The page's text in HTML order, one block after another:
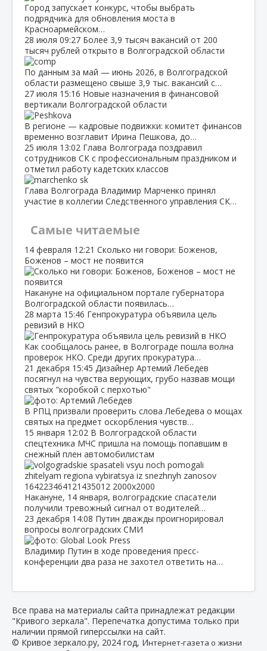
Город запускает конкурс, чтобы выбрать
подрядчика для обновления моста в
Красноармейском…
28 июля 09:27 Более 3,9 тысяч вакансий от 200
тысяч рублей открыто в Волгоградской области
По данным за май — июнь 2026, в Волгоградской
области размещено свыше 3,9 тыс. вакансий с…
27 июля 15:16 Новые назначения в финансовой
вертикали Волгоградской области
В регионе — кадровые подвижки: комитет финансов
временно возглавит Ирина Пешкова, до…
25 июля 13:02 Глава Волгограда поздравил
сотрудников СК с профессиональным праздником и
отметил работу кадетских классов
Глава Волгограда Владимир Марченко принял
участие в коллегии Следственного управления СК…
Самые читаемые
14 февраля 12:21 Сколько ни говори: Боженов,
Боженов – мост не появится
Накануне на официальном портале губернатора
Волгоградской области появилась…
28 марта 15:46 Генпрокуратура объявила цель
ревизий в НКО
Как сообщалось ранее, в Волгограде пошла волна
проверок НКО. Среди других прокуратура…
21 декабря 15:45 Дизайнер Артемий Лебедев
посягнул на чувства верующих, грубо назвав мощи
святых "коробкой с перхотью"
В РПЦ призвали проверить слова Лебедева о мощах
святых на предмет оскорбления чувств…
15 января 12:02 В Волгоградской области
спецтехника МЧС пришла на помощь попавшим в
снежный плен автомобилистам
Накануне, 14 января, волгоградские спасатели
получили тревожный сигнал от водителей…
23 декабря 14:08 Путин дважды проигнорировал
вопросы волгоградских СМИ
Владимир Путин в ходе проведения пресс-
конференции два раза не захотел ответить на…
Все права на материалы сайта принадлежат редакции
"Кривого зеркала". Перепечатка допустима только при
наличии прямой гиперссылки на сайт.
© Кривое зеркало.ру, 2024 год, Интернет-газета о жизни